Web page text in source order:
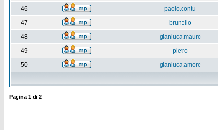
46 paolo.contu
47 brunello
48 gianluca.mauro
49 pietro
50 gianluca.amore
Pagina 1 di 2